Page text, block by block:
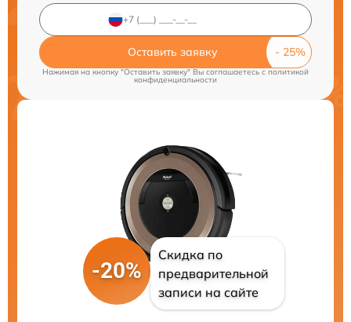
Оставить заявку
Нажимая на кнопку "Оставить заявку" Вы соглашаетесь cполитикой
конфиденциальности
-20%
Скидка по
предварительной
записи на сайте